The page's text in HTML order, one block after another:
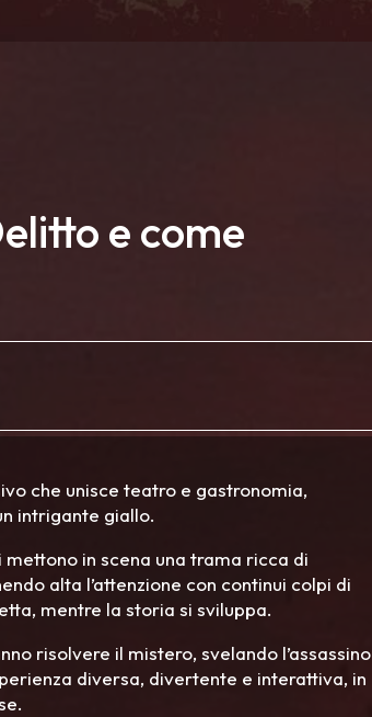
e come
che unisce teatro e gastronomia,
intrigante giallo.
in scena una trama ricca di
alta l’attenzione con continui colpi di
mentre la storia si sviluppa.
risolvere il mistero, svelando l’assassino
diversa, divertente e interattiva, in